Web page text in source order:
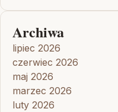
Archiwa
lipiec 2026
czerwiec 2026
maj 2026
marzec 2026
luty 2026